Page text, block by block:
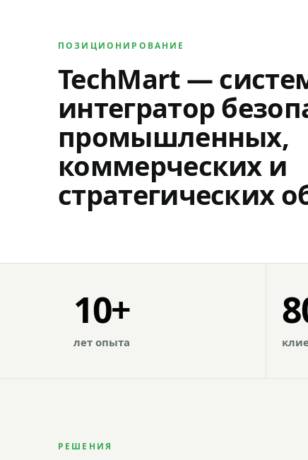
ПОЗИЦИОНИРОВАНИЕ
TechMart —
интегратор
промышленных,
коммерческих и
стратегических
10+
лет опыта
РЕШЕНИЯ